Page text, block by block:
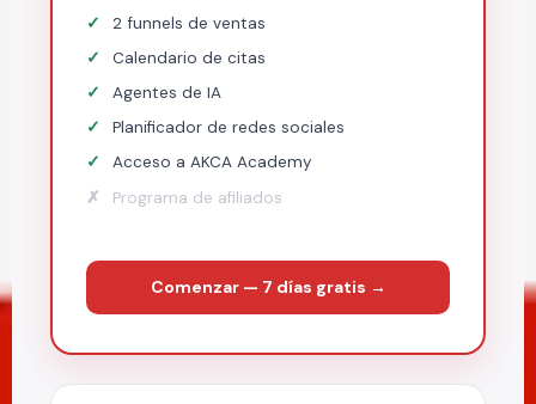
2 funnels de ventas
Calendario de citas
Agentes de IA
Planificador de redes sociales
Acceso a AKCA Academy
Programa de afiliados
Comenzar — 7 días gratis →